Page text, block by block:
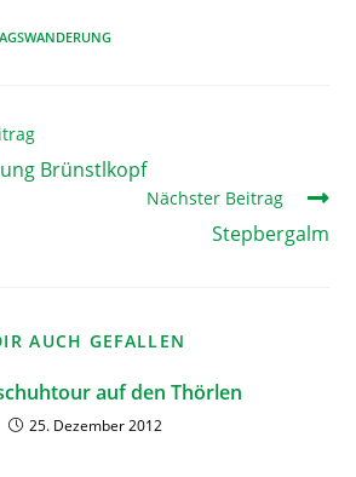
Brünstlkopf
Nächster Beitrag
Stepbergalm
AUCH GEFALLEN
auf den Thörlen
25. Dezember 2012